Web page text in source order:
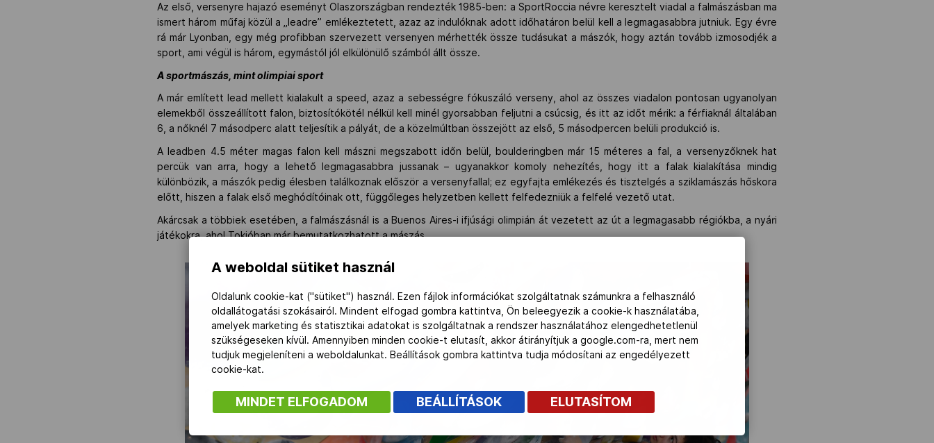
Az első, versenyre hajazó eseményt Olaszországban rendezték 1985-ben: a SportRoccia névre keresztelt viadal a falmászásban ma
ismert három műfaj közül a „leadre” emlékeztetett, azaz az indulóknak adott időhatáron belül kell a legmagasabbra jutniuk. Egy évre
rá már Lyonban, egy még profibban szervezett versenyen mérhették össze tudásukat a mászók, hogy aztán tovább izmosodjék a
sport, ami végül is három, egymástól jól elkülönülő számból állt össze.
A sportmászás, mint olimpiai sport
A már említett lead mellett kialakult a speed, azaz a sebességre fókuszáló verseny, ahol az összes viadalon pontosan ugyanolyan
elemekből összeállított falon, biztosítókötél nélkül kell minél gyorsabban feljutni a csúcsig, és itt az időt mérik: a férfiaknál általában
6, a nőknél 7 másodperc alatt teljesítik a pályát, de a közelmúltban összejött az első, 5 másodpercen belüli produkció is.
A leadben 4.5 méter magas falon kell mászni megszabott időn belül, boulderingben már 15 méteres a fal, a versenyzőknek hat
percük van arra, hogy a lehető legmagasabbra jussanak – ugyanakkor komoly nehezítés, hogy itt a falak kialakítása mindig
különbözik, a mászók pedig élesben találkoznak először a versenyfallal; ez egyfajta emlékezés és tisztelgés a sziklamászás hőskora
előtt, hiszen a falak első meghódítóinak ott, függőleges helyzetben kellett felfedezniük a felfelé vezető utat.
Akárcsak a többiek esetében, a falmászásnál is a Buenos Aires-i ifjúsági olimpián át vezetett az út a legmagasabb régiókba, a nyári
játékokra, ahol Tokióban már bemutatkozhatott a mászás.
A weboldal sütiket használ
Oldalunk cookie-kat ("sütiket") használ. Ezen fájlok információkat szolgáltatnak számunkra a felhasználó
oldallátogatási szokásairól. Mindent elfogad gombra kattintva, Ön beleegyezik a cookie-k használatába,
amelyek marketing és statisztikai adatokat is szolgáltatnak a rendszer használatához elengedhetetlenül
szükségeseken kívül. Amennyiben minden cookie-t elutasít, akkor átirányítjuk a google.com-ra, mert nem
tudjuk megjeleníteni a weboldalunkat. Beállítások gombra kattintva tudja módosítani az engedélyezett
cookie-kat.
MINDET ELFOGADOM BEÁLLÍTÁSOK ELUTASÍTOM